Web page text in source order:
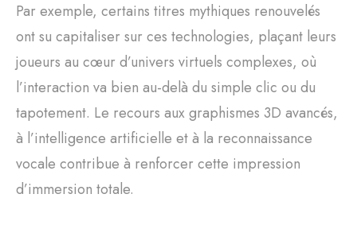
Par exemple, certains titres mythiques renouvelés
ont su capitaliser sur ces technologies, plaçant leurs
joueurs au cœur d’univers virtuels complexes, où
l’interaction va bien au-delà du simple clic ou du
tapotement. Le recours aux graphismes 3D avancés,
à l’intelligence artificielle et à la reconnaissance
vocale contribue à renforcer cette impression
d’immersion totale.